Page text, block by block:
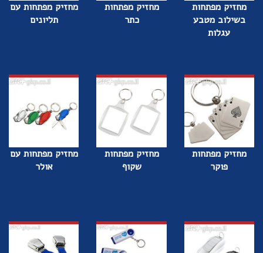
מחזיק מפתחות
בשילוב מטבע
עגלות
מחזיק מפתחות
כתר
מחזיק מפתחות עם
תליונים
מחזיק מפתחות
פוקר
מחזיק מפתחות
שקוף
מחזיק מפתחות עם
אולר